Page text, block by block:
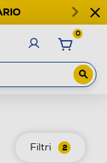
0
Filtri 2